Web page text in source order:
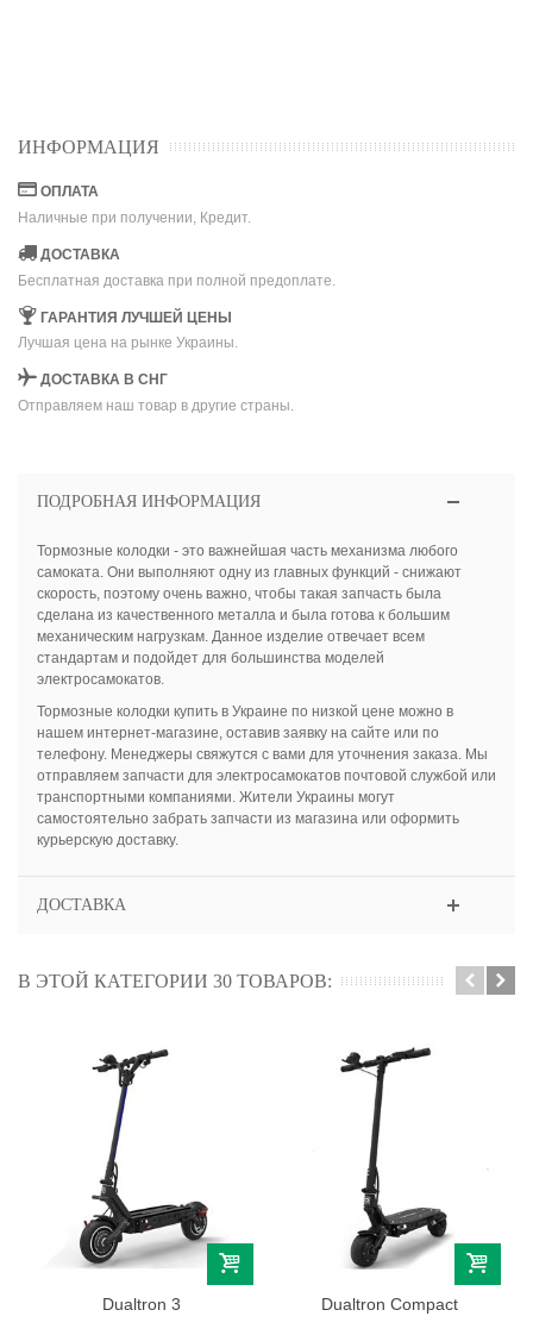
ИНФОРМАЦИЯ
ОПЛАТА
Наличные при получении, Кредит.
ДОСТАВКА
Бесплатная доставка при полной предоплате.
ГАРАНТИЯ ЛУЧШЕЙ ЦЕНЫ
Лучшая цена на рынке Украины.
ДОСТАВКА В СНГ
Отправляем наш товар в другие страны.
ПОДРОБНАЯ ИНФОРМАЦИЯ
Тормозные колодки - это важнейшая часть механизма любого
самоката. Они выполняют одну из главных функций - снижают
скорость, поэтому очень важно, чтобы такая запчасть была
сделана из качественного металла и была готова к большим
механическим нагрузкам. Данное изделие отвечает всем
стандартам и подойдет для большинства моделей
электросамокатов.
Тормозные колодки купить в Украине по низкой цене можно в
нашем интернет-магазине, оставив заявку на сайте или по
телефону. Менеджеры свяжутся с вами для уточнения заказа. Мы
отправляем запчасти для электросамокатов почтовой службой или
транспортными компаниями. Жители Украины могут
самостоятельно забрать запчасти из магазина или оформить
курьерскую доставку.
ДОСТАВКА
В ЭТОЙ КАТЕГОРИИ 30 ТОВАРОВ:
Dualtron 3 Dualtron Compact